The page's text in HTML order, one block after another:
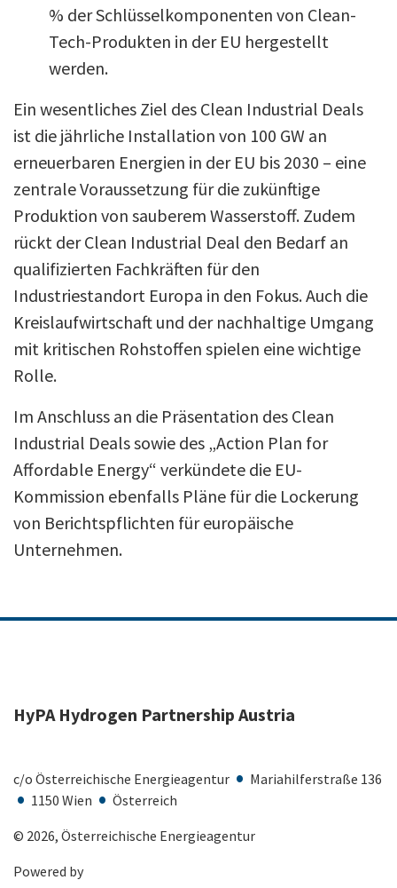
% der Schlüsselkomponenten von Clean-
Tech-Produkten in der EU hergestellt
werden.
Ein wesentliches Ziel des Clean Industrial Deals
ist die jährliche Installation von 100 GW an
erneuerbaren Energien in der EU bis 2030 – eine
zentrale Voraussetzung für die zukünftige
Produktion von sauberem Wasserstoff. Zudem
rückt der Clean Industrial Deal den Bedarf an
qualifizierten Fachkräften für den
Industriestandort Europa in den Fokus. Auch die
Kreislaufwirtschaft und der nachhaltige Umgang
mit kritischen Rohstoffen spielen eine wichtige
Rolle.
Im Anschluss an die Präsentation des Clean
Industrial Deals sowie des „Action Plan for
Affordable Energy“ verkündete die EU-
Kommission ebenfalls Pläne für die Lockerung
von Berichtspflichten für europäische
Unternehmen.
HyPA Hydrogen Partnership Austria
c/o Österreichische Energieagentur • Mariahilferstraße 136
• 1150 Wien • Österreich
© 2026, Österreichische Energieagentur
Powered by